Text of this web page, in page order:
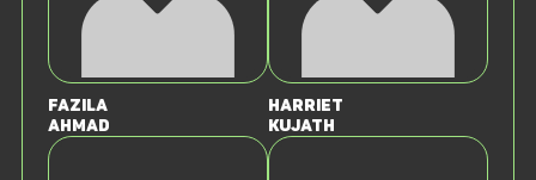
Fazila
Ahmad
Harriet
Kujath